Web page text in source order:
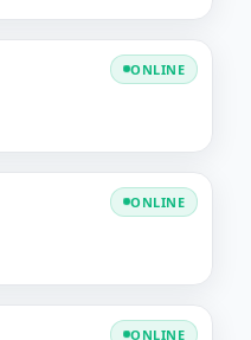
ONLINE
ONLINE
ONLINE